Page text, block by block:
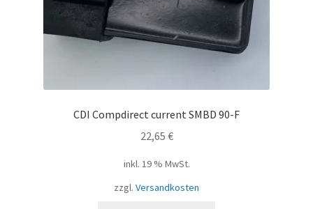
CDI Compdirect current SMBD 90-F
22,65 €
inkl. 19 % MwSt.
zzgl. Versandkosten